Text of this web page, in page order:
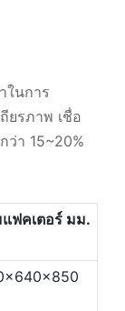
ในการ
ยรภาพ เชื่อ
า 15~20%
ฟคเตอร์ มม.